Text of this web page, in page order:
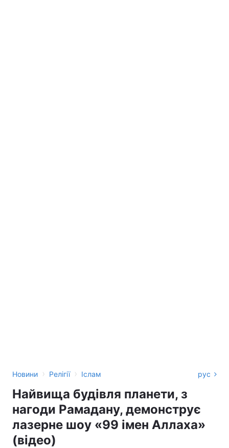
Новини › Релігії › Іслам рус
Найвища будівля планети, з
нагоди Рамадану, демонструє
лазерне шоу «99 імен Аллаха»
(відео)